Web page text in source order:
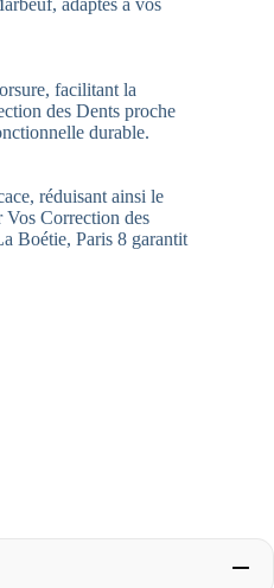
adaptés à vos
facilitant la
des Dents proche
durable.
réduisant ainsi le
Vos Correction des
Boétie, Paris 8 garantit